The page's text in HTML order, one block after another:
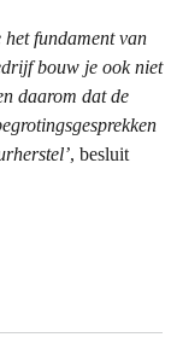
fundament van
bouw je ook niet
daarom dat de
, besluit